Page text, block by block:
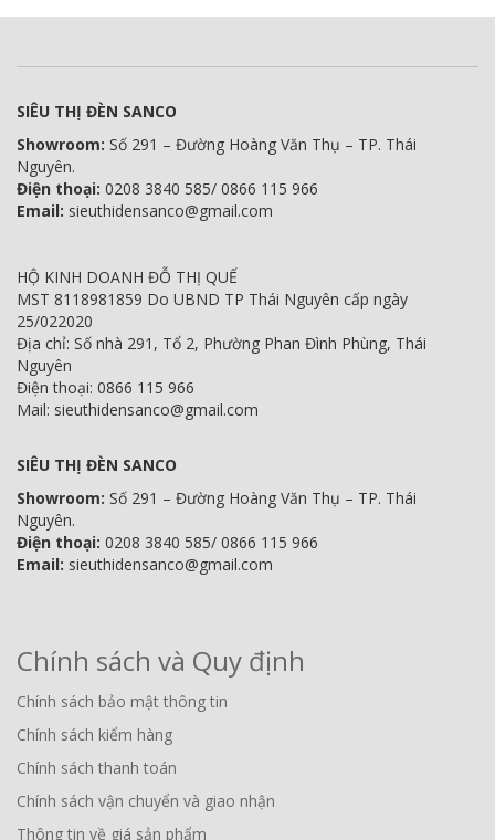
SIÊU THỊ ĐÈN SANCO
Showroom: Số 291 – Đường Hoàng Văn Thụ – TP. Thái
Nguyên.
Điện thoại: 0208 3840 585/ 0866 115 966
Email: sieuthidensanco@gmail.com
HỘ KINH DOANH ĐỖ THỊ QUẾ
MST 8118981859 Do UBND TP Thái Nguyên cấp ngày
25/022020
Địa chỉ: Số nhà 291, Tổ 2, Phường Phan Đình Phùng, Thái
Nguyên
Điện thoại: 0866 115 966
Mail: sieuthidensanco@gmail.com
SIÊU THỊ ĐÈN SANCO
Showroom: Số 291 – Đường Hoàng Văn Thụ – TP. Thái
Nguyên.
Điện thoại: 0208 3840 585/ 0866 115 966
Email: sieuthidensanco@gmail.com
Chính sách và Quy định
Chính sách bảo mật thông tin
Chính sách kiểm hàng
Chính sách thanh toán
Chính sách vận chuyển và giao nhận
Thông tin về giá sản phẩm